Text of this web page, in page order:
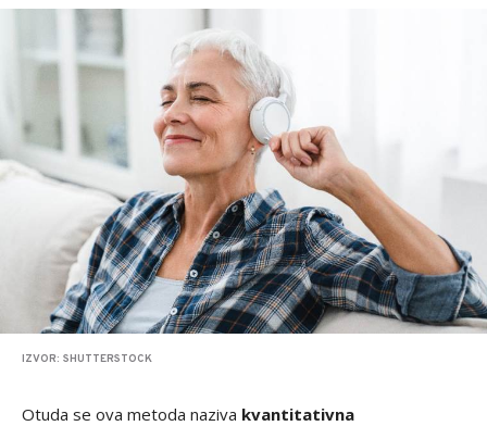
IZVOR: SHUTTERSTOCK
Otuda se ova metoda naziva kvantitativna